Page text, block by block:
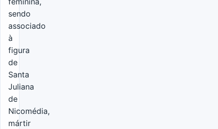
sendo
associado
à
figura
de
Santa
Juliana
de
Nicomédia,
mártir